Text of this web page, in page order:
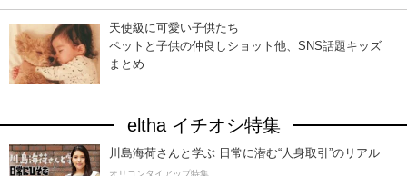
天使級に可愛い子供たち
ペットと子供の仲良しショット他、SNS話題キッズ
まとめ
eltha イチオシ特集
川島海荷さんと学ぶ 日常に潜む“人身取引”のリアル